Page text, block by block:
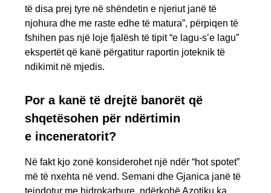
të disa prej tyre në shëndetin e njeriut janë të
njohura dhe me raste edhe të matura”, përpiqen të
fshihen pas një loje fjalësh të tipit “e lagu-s’e lagu”
ekspertët që kanë përgatitur raportin joteknik të
ndikimit në mjedis.
Por a kanë të drejtë banorët që
shqetësohen për ndërtimin
e inceneratorit?
Në fakt kjo zonë konsiderohet një ndër “hot spotet”
më të nxehta në vend. Semani dhe Gjanica janë të
tejndotur me hidrokarbure, ndërkohë Azotiku ka